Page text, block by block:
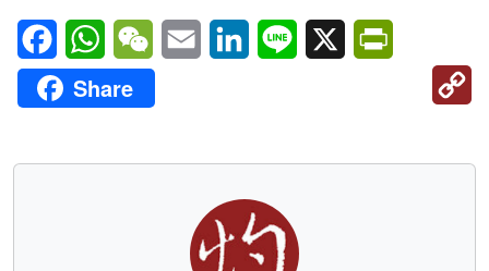
FacebookWhatsAppWeChatEmail LinkedInLine X
Share